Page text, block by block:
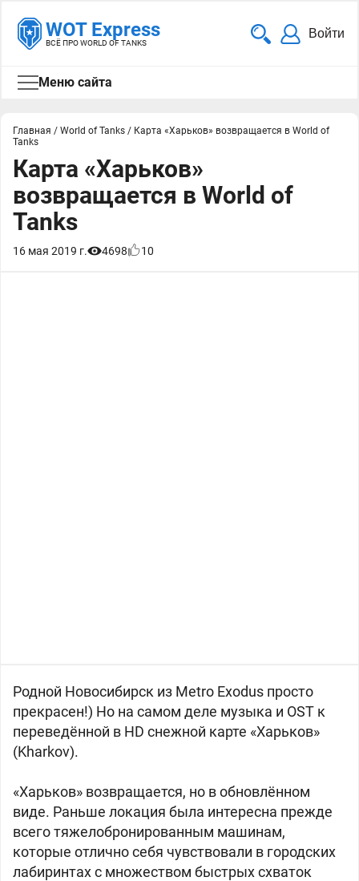
WOT Express
ВСЁ ПРО WORLD OF TANKS
Войти
Меню сайта
Главная / World of Tanks / Карта «Харьков» возвращается в World of
Tanks
Карта «Харьков»
возвращается в World of
Tanks
16 мая 2019 г. 4698 10
Родной Новосибирск из Metro Exodus просто
прекрасен!) Но на самом деле музыка и OST к
переведённой в HD снежной карте «Харьков»
(Kharkov).
«Харьков» возвращается, но в обновлённом
виде. Раньше локация была интересна прежде
всего тяжелобронированным машинам,
которые отлично себя чувствовали в городских
лабиринтах с множеством быстрых схваток